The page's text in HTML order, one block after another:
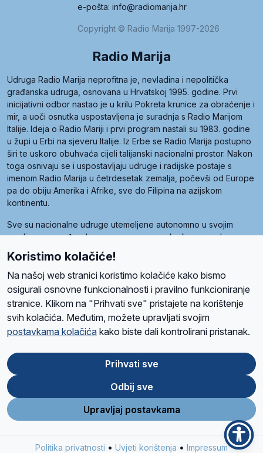
e-pošta: info@radiomarija.hr
Copyright © Radio Marija 1997-2026
Radio Marija
Udruga Radio Marija neprofitna je, nevladina i nepolitička
građanska udruga, osnovana u Hrvatskoj 1995. godine. Prvi
inicijativni odbor nastao je u krilu Pokreta krunice za obraćenje i
mir, a uoči osnutka uspostavljena je suradnja s Radio Marijom
Italije. Ideja o Radio Mariji i prvi program nastali su 1983. godine
u župi u Erbi na sjeveru Italije. Iz Erbe se Radio Marija postupno
širi te uskoro obuhvaća cijeli talijanski nacionalni prostor. Nakon
toga osnivaju se i uspostavljaju udruge i radijske postaje s
imenom Radio Marija u četrdesetak zemalja, počevši od Europe
pa do obiju Amerika i Afrike, sve do Filipina na azijskom
kontinentu.
Sve su nacionalne udruge utemeljene autonomno u svojim
zemljama, a međusobna su povezane preko krovne udruge
pod nazivom Svjetska obitelj Radio Marije (World Family of
Radio Maria). Svjetsku obitelj utemeljilo je sedam članica, među
kojima je i hrvatska Udruga Radio Marija.
O namaRadio ProgramVolonteriPrijateljiKontaktPravila privatnosti
Ova stranica je zaštićena Google reCAPTCHA sustavom
Store
Google
Play
Koristimo kolačiće!
Na našoj web stranici koristimo kolačiće kako bismo
osigurali osnovne funkcionalnosti i pravilno funkcioniranje
stranice. Klikom na "Prihvati sve" pristajete na korištenje
svih kolačića. Međutim, možete upravljati svojim
postavkama kolačića kako biste dali kontrolirani pristanak.
Prihvati sve
Odbij sve
Upravljaj postavkama
Politika privatnosti • Uvjeti korištenja • Impressum